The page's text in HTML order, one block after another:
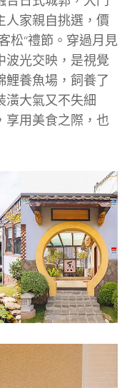
人家親自挑選，價
松”禮節。穿過月見
波光交映，是視覺
鯉養魚場，飼養了
潢大氣又不失細
享用美食之際，也